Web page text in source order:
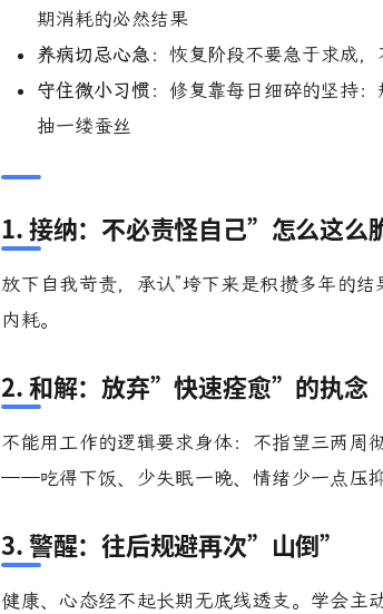
期消耗的必然结果
养病切忌心急 ：恢复阶段不要急于求成
守住微小习惯 ：修复靠每日细碎的坚持
抽一缕蚕丝
1. 接纳：不必责怪自己”怎么这么
放下自我苛责，承认”垮下来是积攒多年的
内耗。
2. 和解：放弃”快速痊愈”的执念
不能用工作的逻辑要求身体：不指望三两周
——吃得下饭、少失眠一晚、情绪少一点压
3. 警醒：往后规避再次”山倒”
健康、心态经不起长期无底线透支。学会主